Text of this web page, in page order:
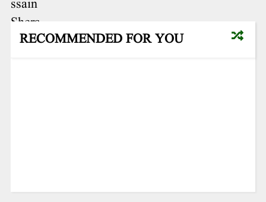
RECOMMENDED FOR YOU